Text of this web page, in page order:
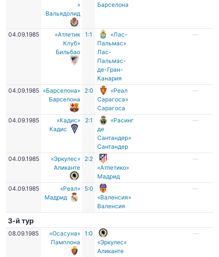
»
Вальядолид
Барселона
04.09.1985
«Атлетик
Клуб»
Бильбао
1:1
«Лас-
Пальмас»
Лас-
Пальмас-
де-Гран-
Канария
—
04.09.1985
«Барселона»
Барселона
2:0
«Реал
Сарагоса»
Сарагоса
—
04.09.1985
«Кадис»
Кадис
2:1
«Расинг
де
Сантандер»
Сантандер
—
04.09.1985
«Эркулес»
Аликанте
2:2
«Атлетико»
Мадрид
—
04.09.1985
«Реал»
Мадрид
5:0
«Валенсия»
Валенсия
—
3-й тур
08.09.1985
«Осасуна»
Памплона
1:0
«Эркулес»
Аликанте
—